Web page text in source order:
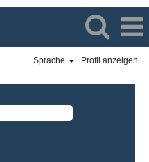
Sprache Profil anzeigen